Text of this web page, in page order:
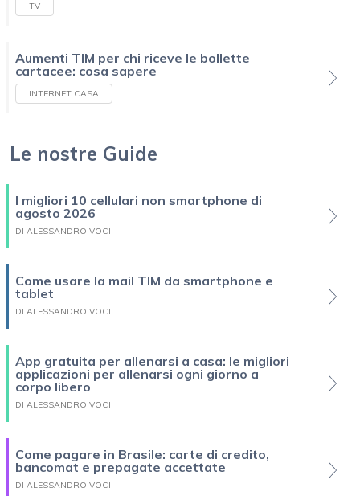
TV
Aumenti TIM per chi riceve le bollette
cartacee: cosa sapere
INTERNET CASA
Le nostre Guide
I migliori 10 cellulari non smartphone di
agosto 2026
DI ALESSANDRO VOCI
Come usare la mail TIM da smartphone e
tablet
DI ALESSANDRO VOCI
App gratuita per allenarsi a casa: le migliori
applicazioni per allenarsi ogni giorno a
corpo libero
DI ALESSANDRO VOCI
Come pagare in Brasile: carte di credito,
bancomat e prepagate accettate
DI ALESSANDRO VOCI